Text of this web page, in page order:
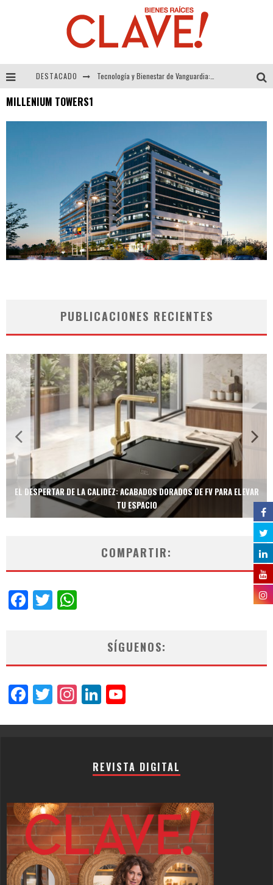
DESTACADO
Alexandra Bedoya – La Constancia detrás de La Paletería
MILLENIUM TOWERS1
PUBLICACIONES RECIENTES
EL DESPERTAR DE LA CALIDEZ: ACABADOS DORADOS DE FV PARA ELEVAR
TU ESPACIO
COMPARTIR:
Facebook
Twitter
SÍGUENOS:
Facebook
Twitter
Instagram
LinkedIn
REVISTA DIGITAL